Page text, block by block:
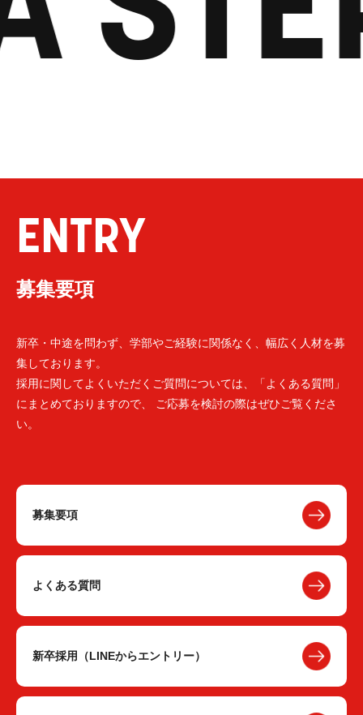
ENTRY
募集要項
新卒・中途を問わず、学部やご経験に関係なく、幅広く人材を募
集しております。
採用に関してよくいただくご質問については、「よくある質問」
にまとめておりますので、 ご応募を検討の際はぜひご覧くださ
い。
募集要項
よくある質問
新卒採用（LINEからエントリー）